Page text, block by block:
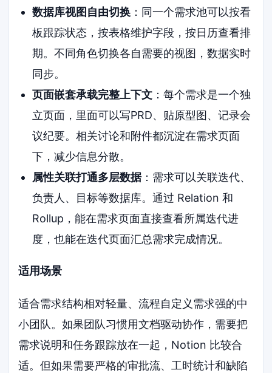
数据库视图自由切换：同一个需求池可以按看
板跟踪状态，按表格维护字段，按日历查看排
期。不同角色切换各自需要的视图，数据实时
同步。
页面嵌套承载完整上下文：每个需求是一个独
立页面，里面可以写PRD、贴原型图、记录会
议纪要。相关讨论和附件都沉淀在需求页面
下，减少信息分散。
属性关联打通多层数据：需求可以关联迭代、
负责人、目标等数据库。通过 Relation 和
Rollup，能在需求页面直接查看所属迭代进
度，也能在迭代页面汇总需求完成情况。
适用场景
适合需求结构相对轻量、流程自定义需求强的中
小团队。如果团队习惯用文档驱动协作，需要把
需求说明和任务跟踪放在一起，Notion 比较合
适。但如果需要严格的审批流、工时统计和缺陷